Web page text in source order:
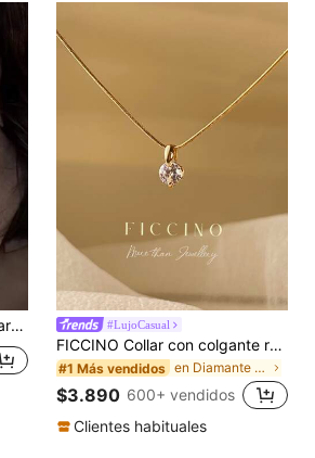
#LujoCasual
FICCINO Collar con colgante redondo de circonita cúbica chapado en oro, cadena de acero de titanio tipo serpiente, apto para uso diario/conjunto de regalo con caja
#1 Más vendidos en Diamante de imitación Collares De Mujer
$3.890 600+ vendidos
Clientes habituales